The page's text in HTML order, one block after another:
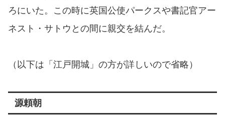
ろにいた。この時に英国公使パークスや書記官アー
ネスト・サトウとの間に親交を結んだ。
（以下は「江戸開城」の方が詳しいので省略）
源頼朝